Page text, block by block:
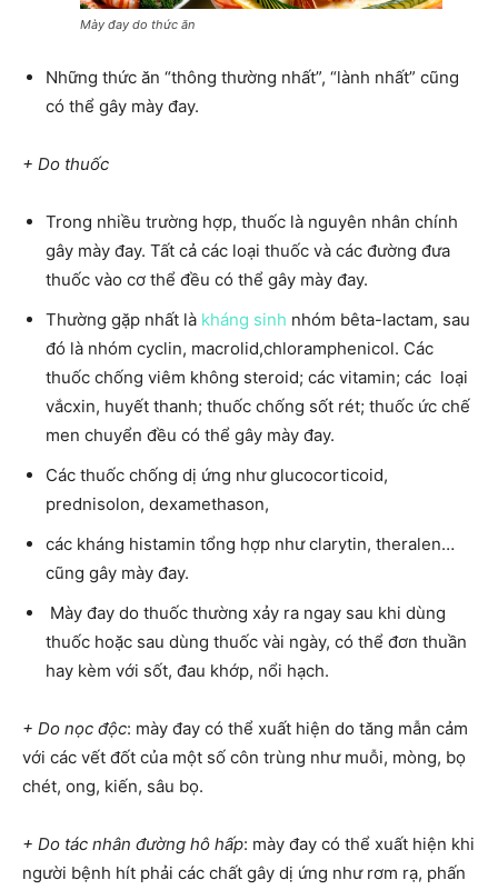
Mày đay do thức ăn
Những thức ăn “thông thường nhất”, “lành nhất” cũng
có thể gây mày đay.
+ Do thuốc
Trong nhiều trường hợp, thuốc là nguyên nhân chính
gây mày đay. Tất cả các loại thuốc và các đường đưa
thuốc vào cơ thể đều có thể gây mày đay.
Thường gặp nhất là kháng sinh nhóm bêta-lactam, sau
đó là nhóm cyclin, macrolid,chloramphenicol. Các
thuốc chống viêm không steroid; các vitamin; các loại
vắcxin, huyết thanh; thuốc chống sốt rét; thuốc ức chế
men chuyển đều có thể gây mày đay.
Các thuốc chống dị ứng như glucocorticoid,
prednisolon, dexamethason,
các kháng histamin tổng hợp như clarytin, theralen…
cũng gây mày đay.
Mày đay do thuốc thường xảy ra ngay sau khi dùng
thuốc hoặc sau dùng thuốc vài ngày, có thể đơn thuần
hay kèm với sốt, đau khớp, nổi hạch.
+ Do nọc độc: mày đay có thể xuất hiện do tăng mẫn cảm
với các vết đốt của một số côn trùng như muỗi, mòng, bọ
chét, ong, kiến, sâu bọ.
+ Do tác nhân đường hô hấp: mày đay có thể xuất hiện khi
người bệnh hít phải các chất gây dị ứng như rơm rạ, phấn